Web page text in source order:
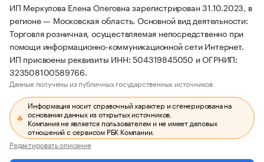
ИП Меркулова Елена Олеговна зарегистрирован 31.10.2023, в
регионе — Московская область. Основной вид деятельности:
Торговля розничная, осуществляемая непосредственно при
помощи информационно-коммуникационной сети Интернет.
ИП присвоены реквизиты ИНН: 504319845050 и ОГРНИП:
323508100589766.
Данные получены из публичных государственных источников.
Информация носит справочный характер и сгенерирована на
основании данных из открытых источников.
Компания не является пользователем и не имеет деловых
отношений с сервисом РБК Компании.
Редактировать описание